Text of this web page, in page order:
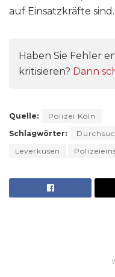
auf Einsatzkräfte sind.
Haben Sie Fehler
kritisieren? Dann
Quelle:
Polizei Köln
Schlagwörter:
Leverkusen